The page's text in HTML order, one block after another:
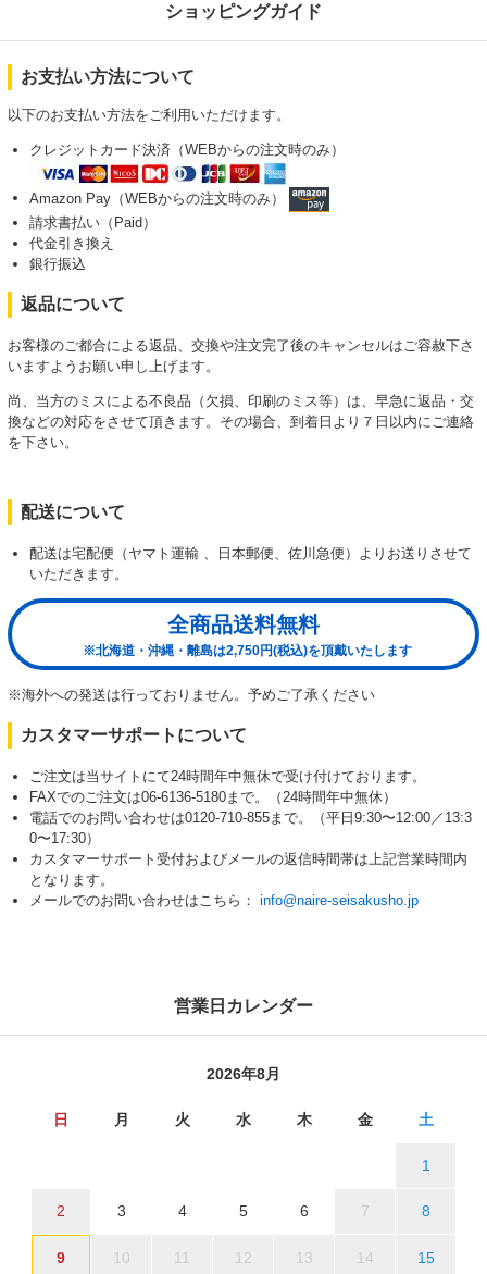
ショッピングガイド
お支払い方法について
以下のお支払い方法をご利用いただけます。
クレジットカード決済（WEBからの注文時のみ）
Amazon Pay（WEBからの注文時のみ）
請求書払い（Paid）
代金引き換え
銀行振込
返品について
お客様のご都合による返品、交換や注文完了後のキャンセルはご容赦下さ
いますようお願い申し上げます。
尚、当方のミスによる不良品（欠損、印刷のミス等）は、早急に返品・交
換などの対応をさせて頂きます。その場合、到着日より７日以内にご連絡
を下さい。
配送について
配送は宅配便（ヤマト運輸 、日本郵便、佐川急便）よりお送りさせて
いただきます。
全商品送料無料
※北海道・沖縄・離島は2,750円(税込)を頂戴いたします
※海外への発送は行っておりません。予めご了承ください
カスタマーサポートについて
ご注文は当サイトにて24時間年中無休で受け付けております。
FAXでのご注文は06-6136-5180まで。（24時間年中無休）
電話でのお問い合わせは0120-710-855まで。（平日9:30〜12:00／13:3
0〜17:30）
カスタマーサポート受付およびメールの返信時間帯は上記営業時間内
となります。
メールでのお問い合わせはこちら： info@naire-seisakusho.jp
営業日カレンダー
2026年8月
日 月 火 水 木 金 土
1
2 3 4 5 6 7 8
9 10 11 12 13 14 15